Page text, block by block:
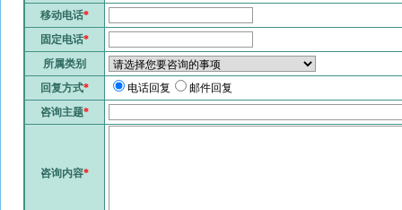
移动电话*
固定电话*
所属类别
回复方式* 电话回复
邮件回复
咨询主题*
咨询内容*